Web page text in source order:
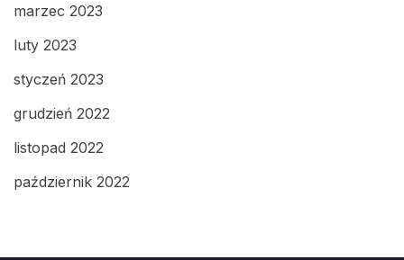
marzec 2023
luty 2023
styczeń 2023
grudzień 2022
listopad 2022
październik 2022